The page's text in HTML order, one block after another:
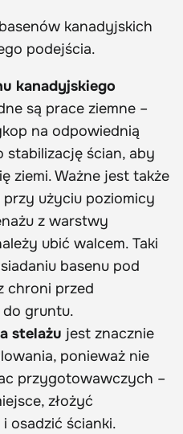
kanadyjskich
podejścia.
kanadyjskiego
są prace ziemne –
na odpowiednią
stabilizację ścian, aby
ziemi. Ważne jest także
użyciu poziomicy
z warstwy
ubić walcem. Taki
basenu pod
chroni przed
gruntu.
stelażu jest znacznie
ponieważ nie
przygotowawczych –
złożyć
osadzić ścianki.